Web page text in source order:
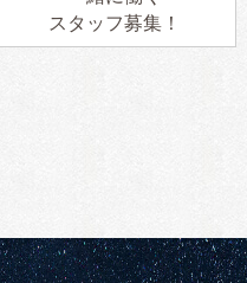
スタッフ募集！